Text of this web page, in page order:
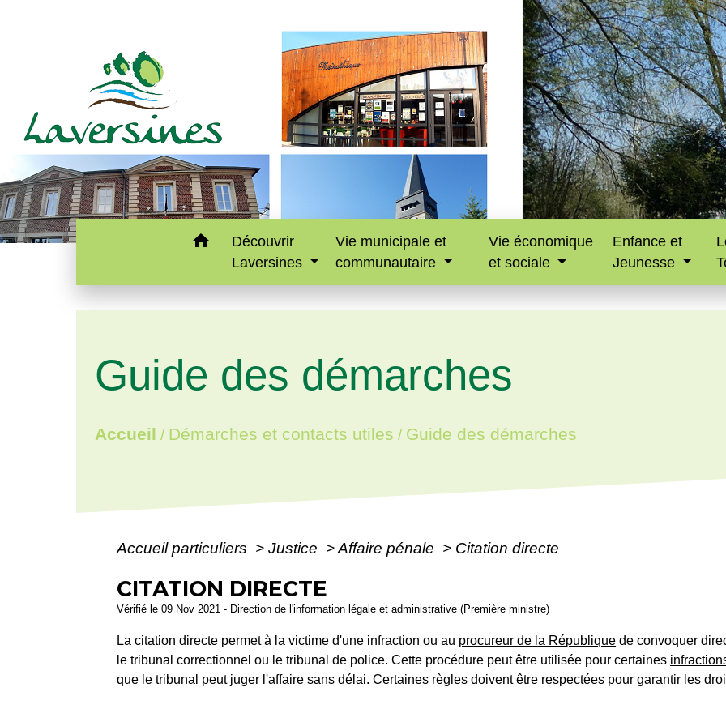
home
Découvrir
Laversines
Vie municipale et
communautaire
Vie économique
et sociale
Enfance et
Jeunesse
Guide des démarches
Accueil / Démarches et contacts utiles / Guide des démarches
Accueil particuliers > Justice >Affaire pénale > Citation directe
CITATION DIRECTE
Vérifié le 09 Nov 2021 - Direction de l'information légale et administrative (Première ministre)
La citation directe permet à la victime d'une infraction ou au procureur de la République de convoquer
le tribunal correctionnel ou le tribunal de police. Cette procédure peut être utilisée pour certaines
que le tribunal peut juger l'affaire sans délai. Certaines règles doivent être respectées pour garantir les